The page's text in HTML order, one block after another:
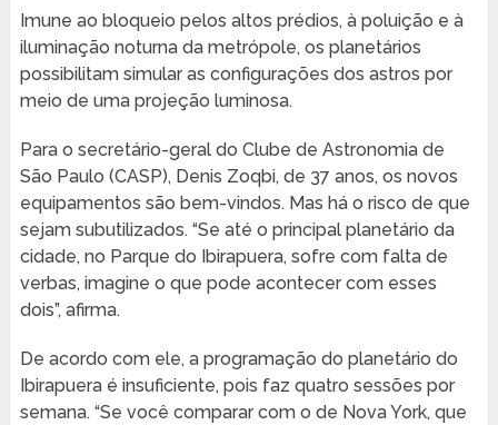
Imune ao bloqueio pelos altos prédios, à poluição e à
iluminação noturna da metrópole, os planetários
possibilitam simular as configurações dos astros por
meio de uma projeção luminosa.
Para o secretário-geral do Clube de Astronomia de
São Paulo (CASP), Denis Zoqbi, de 37 anos, os novos
equipamentos são bem-vindos. Mas há o risco de que
sejam subutilizados. “Se até o principal planetário da
cidade, no Parque do Ibirapuera, sofre com falta de
verbas, imagine o que pode acontecer com esses
dois”, afirma.
De acordo com ele, a programação do planetário do
Ibirapuera é insuficiente, pois faz quatro sessões por
semana. “Se você comparar com o de Nova York, que